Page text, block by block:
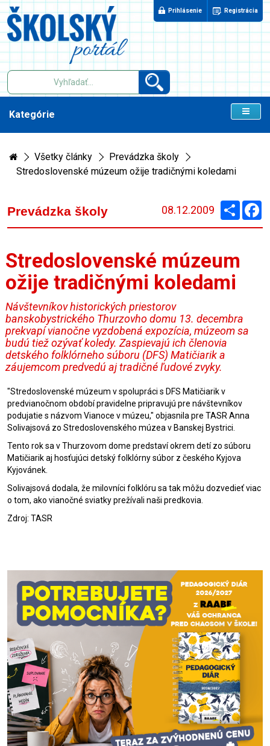
Prihlásenie Registrácia
Kategórie
Všetky články
Prevádzka školy
Stredoslovenské múzeum ožije tradičnými koledami
Prevádzka školy 08.12.2009 Zdieľaj
Stredoslovenské múzeum
ožije tradičnými koledami
Návštevníkov historických priestorov
banskobystrického Thurzovho domu 13. decembra
prekvapí vianočne vyzdobená expozícia, múzeom sa
budú tiež ozývať koledy. Zaspievajú ich členovia
detského folklórneho súboru (DFS) Matičiarik a
záujemcom predvedú aj tradičné ľudové zvyky.
"Stredoslovenské múzeum v spolupráci s DFS Matičiarik v
predvianočnom období pravidelne pripravujú pre návštevníkov
podujatie s názvom Vianoce v múzeu," objasnila pre TASR Anna
Solivajsová zo Stredoslovenského múzea v Banskej Bystrici.
Tento rok sa v Thurzovom dome predstaví okrem detí zo súboru
Matičiarik aj hosťujúci detský folklórny súbor z českého Kyjova
Kyjovánek.
Solivajsová dodala, že milovníci folklóru sa tak môžu dozvedieť viac
o tom, ako vianočné sviatky prežívali naši predkovia.
Zdroj: TASR